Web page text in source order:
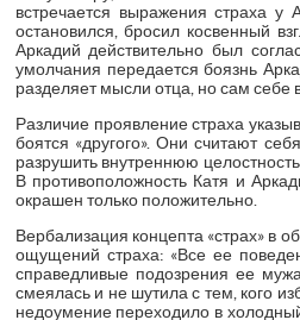
встречается выражения страха
остановился, бросил косвенный
Аркадий действительно был
умолчания передается боязнь
разделяет мысли отца, но сам себе
Различие проявление страха
боятся «другого». Они считают
разрушить внутреннюю
В противоположность Катя и
окрашен только положительно.
Вербализация концепта «страх» в
ощущений страха: «Все ее
справедливые подозрения ее
смеялась и не шутила с тем, кого
недоумение переходило в